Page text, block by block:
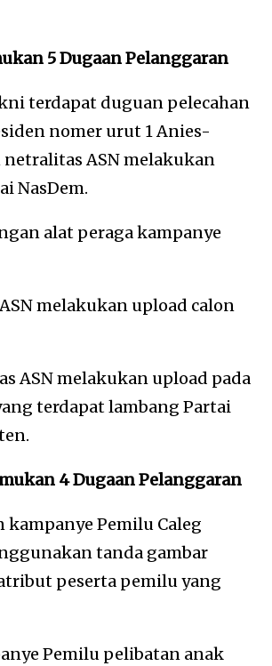
5 Dugaan Pelanggaran
terdapat duguan pelecahan
nomer urut 1 Anies-
ASN melakukan
NasDem.
alat peraga kampanye
melakukan upload calon
ASN melakukan upload pada
terdapat lambang Partai
4 Dugaan Pelanggaran
Pemilu Caleg
tanda gambar
peserta pemilu yang
Pemilu pelibatan anak